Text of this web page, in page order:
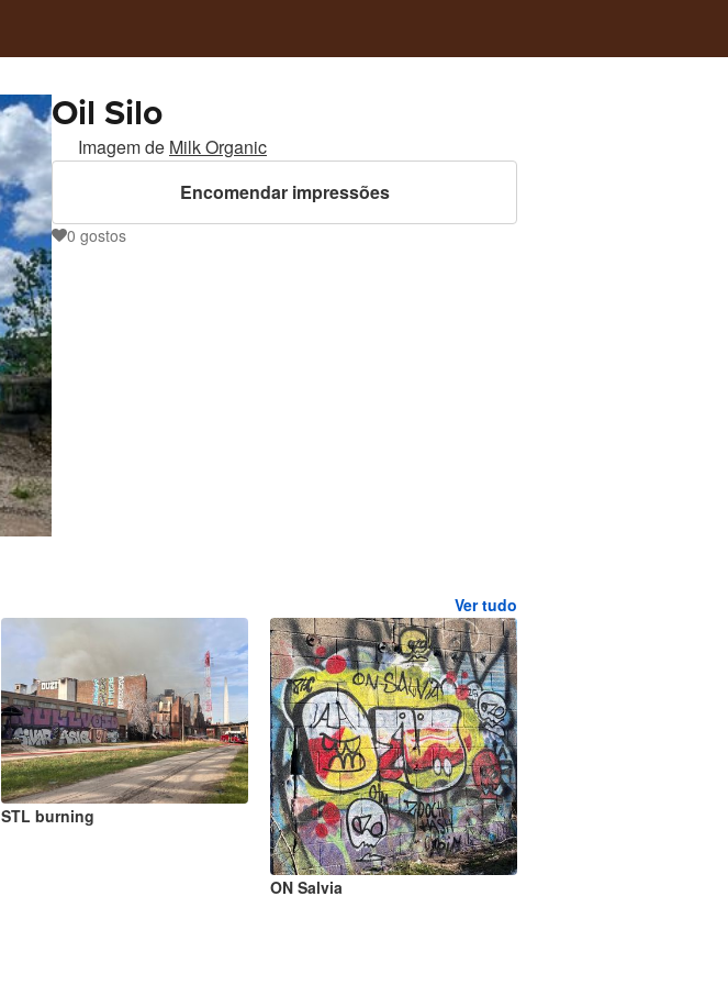
Oil Silo
Imagem de Milk Organic
Encomendar impressões
0 gostos
Ver tudo
STL burning
ON Salvia